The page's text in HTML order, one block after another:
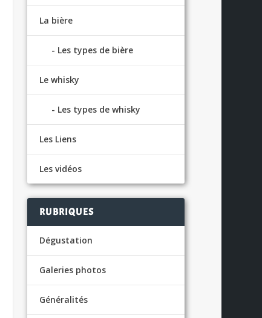
La bière
Les types de bière
Le whisky
Les types de whisky
Les Liens
Les vidéos
RUBRIQUES
Dégustation
Galeries photos
Généralités